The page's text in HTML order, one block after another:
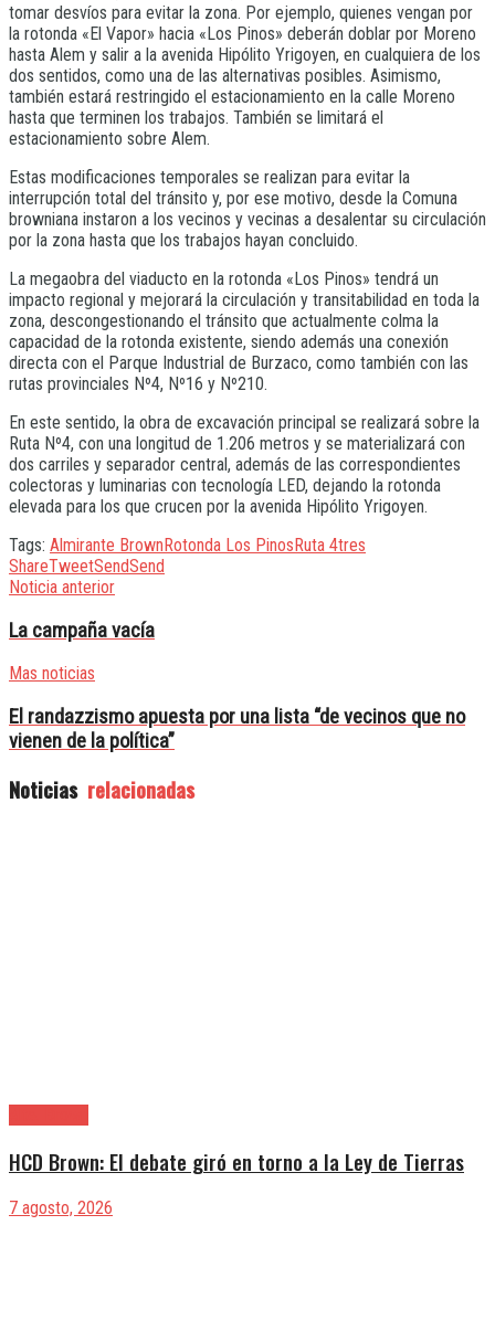
tomar desvíos para evitar la zona. Por ejemplo, quienes vengan por
la rotonda «El Vapor» hacia «Los Pinos» deberán doblar por Moreno
hasta Alem y salir a la avenida Hipólito Yrigoyen, en cualquiera de los
dos sentidos, como una de las alternativas posibles. Asimismo,
también estará restringido el estacionamiento en la calle Moreno
hasta que terminen los trabajos. También se limitará el
estacionamiento sobre Alem.
Estas modificaciones temporales se realizan para evitar la
interrupción total del tránsito y, por ese motivo, desde la Comuna
browniana instaron a los vecinos y vecinas a desalentar su circulación
por la zona hasta que los trabajos hayan concluido.
La megaobra del viaducto en la rotonda «Los Pinos» tendrá un
impacto regional y mejorará la circulación y transitabilidad en toda la
zona, descongestionando el tránsito que actualmente colma la
capacidad de la rotonda existente, siendo además una conexión
directa con el Parque Industrial de Burzaco, como también con las
rutas provinciales Nº4, Nº16 y Nº210.
En este sentido, la obra de excavación principal se realizará sobre la
Ruta Nº4, con una longitud de 1.206 metros y se materializará con
dos carriles y separador central, además de las correspondientes
colectoras y luminarias con tecnología LED, dejando la rotonda
elevada para los que crucen por la avenida Hipólito Yrigoyen.
Tags: Almirante BrownRotonda Los PinosRuta 4tres
ShareTweetSendSend
Noticia anterior
La campaña vacía
Mas noticias
El randazzismo apuesta por una lista “de vecinos que no
vienen de la política”
Noticias relacionadas
HCD Brown: El debate giró en torno a la Ley de Tierras
7 agosto, 2026